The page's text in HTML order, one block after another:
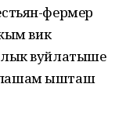
фермер
вик
вуйлатыше
пашам ышташ